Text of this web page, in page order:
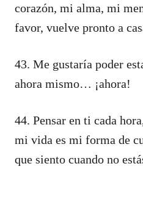
corazón, mi alma, mi
favor, vuelve pronto a
43. Me gustaría poder
ahora mismo… ¡ahora!
44. Pensar en ti cada
mi vida es mi forma de
que siento cuando no